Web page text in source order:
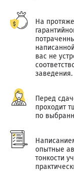
На
вас не
заведения.
Перед
проходит
по
опытные
тонкости